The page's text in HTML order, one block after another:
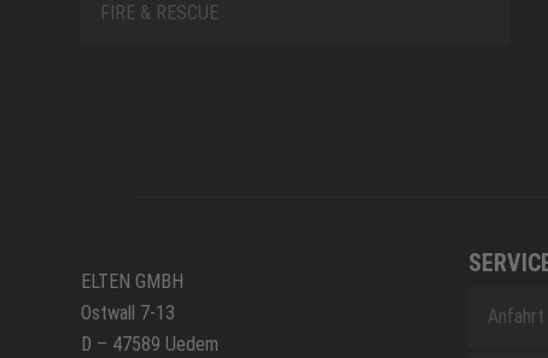
FIRE & RESCUE
ELTEN GMBH
Ostwall 7-13
D – 47589 Uedem
Anfahrt